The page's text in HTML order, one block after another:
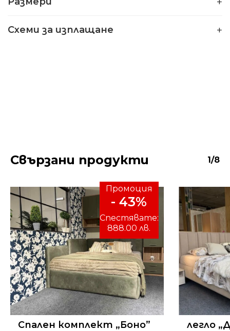
Схеми за изплащане
Свързани продукти 1/8
Промоция
- 43%
Спестявате:
888.00 лв.
Спален комплект „Боно”
легло